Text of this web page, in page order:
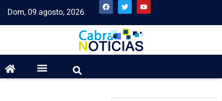
Dom, 09 agosto, 2026